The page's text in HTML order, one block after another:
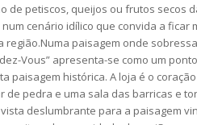
de petiscos, queijos ou frutos secos
cenário idílico que convida a ficar
paisagem onde
Vous” apresenta-se como um
paisagem histórica. A loja é o
de pedra e uma sala das barricas e
deslumbrante para a paisagem